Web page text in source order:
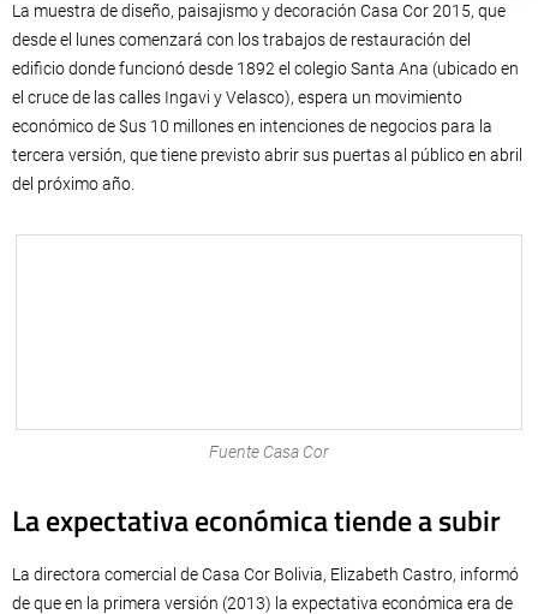
La muestra de diseño, paisajismo y decoración Casa Cor 2015, que
desde el lunes comenzará con los trabajos de restauración del
edificio donde funcionó desde 1892 el colegio Santa Ana (ubicado en
el cruce de las calles Ingavi y Velasco), espera un movimiento
económico de $us 10 millones en intenciones de negocios para la
tercera versión, que tiene previsto abrir sus puertas al público en abril
del próximo año.
Fuente Casa Cor
La expectativa económica tiende a subir
La directora comercial de Casa Cor Bolivia, Elizabeth Castro, informó
de que en la primera versión (2013) la expectativa económica era de